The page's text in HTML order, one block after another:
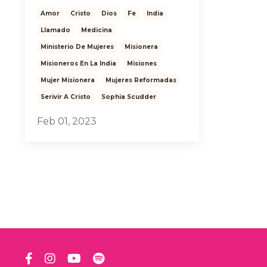
Amor Cristo Dios Fe India
Llamado Medicina
Ministerio De Mujeres Misionera
Misioneros En La India Misiones
Mujer Misionera Mujeres Reformadas
Serivir A Cristo Sophia Scudder
Feb 01, 2023